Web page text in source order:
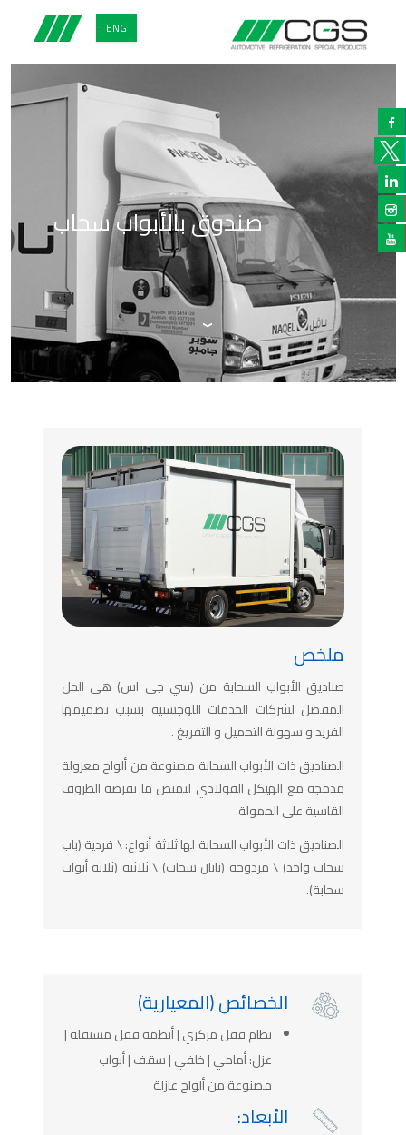
ENG



 صندوق بالأبواب سحاب
ملخص
صناديق الأبواب السحابة من (سي جي اس) هي الحل
المفضل لشركات الخدمات اللوجستية بسبب تصميمها
الفريد و سهولة التحميل و التفريغ .
الصناديق ذات الأبواب السحابة مصنوعة من ألواح معزولة
مدمجة مع الهيكل الفولاذي لتمتص ما تفرضه الظروف
القاسية على الحمولة.
الصناديق ذات الأبواب السحابة لها ثلاثة أنواع: \ فردية (باب
سحاب واحد) \ مزدوجة (بابان سحاب) \ ثلاثية (ثلاثة أبواب
سحابة).
 الخصائص (المعيارية)
نظام قفل مركزي | أنظمة قفل مستقلة |
عزل: أمامي | خلفي | سقف | أبواب
مصنوعة من ألواح عازلة
 الأبعاد: